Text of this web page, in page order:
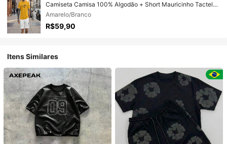
Camiseta Camisa 100% Algodão + Short Mauricinho Tactel
Branco
Amarelo/Branco
R$59,90
Itens Similares